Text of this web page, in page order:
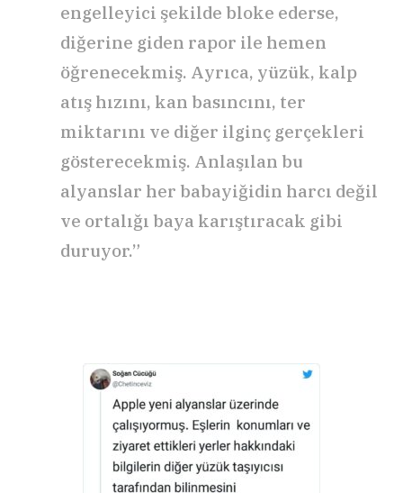
engelleyici şekilde bloke ederse,
diğerine giden rapor ile hemen
öğrenecekmiş. Ayrıca, yüzük, kalp
atış hızını, kan basıncını, ter
miktarını ve diğer ilginç gerçekleri
gösterecekmiş. Anlaşılan bu
alyanslar her babayiğidin harcı değil
ve ortalığı baya karıştıracak gibi
duruyor.”